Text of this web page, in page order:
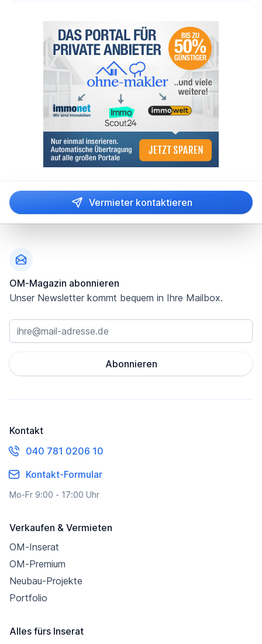
Vermieter kontaktieren
OM-Magazin abonnieren
Unser Newsletter kommt bequem in Ihre Mailbox.
Abonnieren
Kontakt
040 781 0206 10
Kontakt-Formular
Mo-Fr 9:00 - 17:00 Uhr
Verkaufen & Vermieten
OM-Inserat
OM-Premium
Neubau-Projekte
Portfolio
Alles fürs Inserat